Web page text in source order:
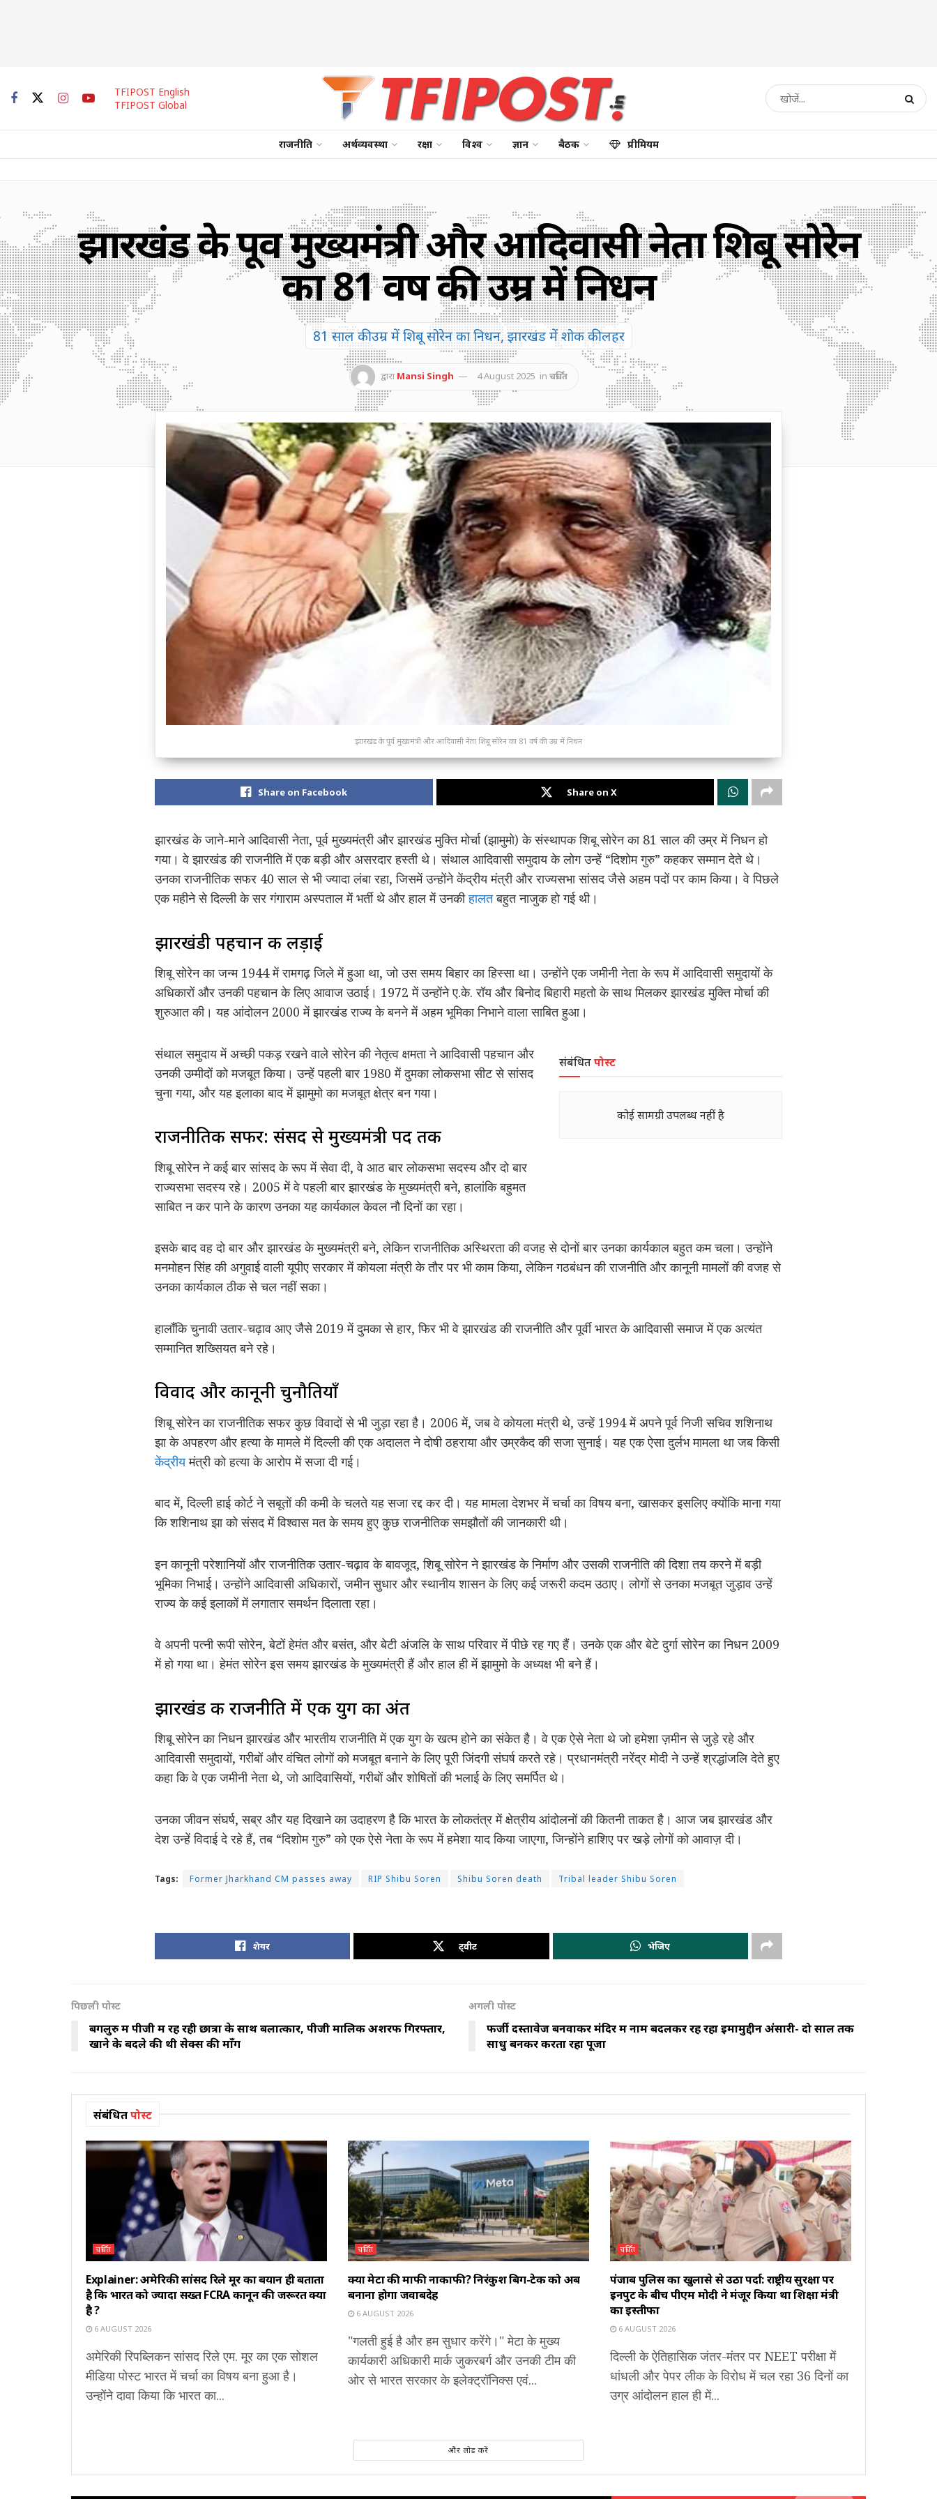
TFIPOST English
TFIPOST Global
राजनीति अर्थव्यवस्था रक्षा विश्व ज्ञान बैठक प्रीमियम
झारखंड के पूर्व मुख्यमंत्री और आदिवासी नेता शिबू सोरेन
का 81 वर्ष की उम्र में निधन
81 साल की उम्र में शिबू सोरेन का निधन, झारखंड में शोक की लहर
द्वारा Mansi Singh 4 August 2025 in चर्चित
झारखंड के पूर्व मुख्यमंत्री और आदिवासी नेता शिबू सोरेन का 81 वर्ष की उम्र में निधन
Share on Facebook Share on X
झारखंड के जाने-माने आदिवासी नेता, पूर्व मुख्यमंत्री और झारखंड मुक्ति मोर्चा (झामुमो) के संस्थापक शिबू सोरेन का 81 साल की उम्र में निधन हो
गया। वे झारखंड की राजनीति में एक बड़ी और असरदार हस्ती थे। संथाल आदिवासी समुदाय के लोग उन्हें “दिशोम गुरु” कहकर सम्मान देते थे।
उनका राजनीतिक सफर 40 साल से भी ज्यादा लंबा रहा, जिसमें उन्होंने केंद्रीय मंत्री और राज्यसभा सांसद जैसे अहम पदों पर काम किया। वे पिछले
एक महीने से दिल्ली के सर गंगाराम अस्पताल में भर्ती थे और हाल में उनकीहालतबहुत नाजुक हो गई थी।
झारखंडी पहचान की लड़ाई
शिबू सोरेन का जन्म 1944 में रामगढ़ जिले में हुआ था, जो उस समय बिहार का हिस्सा था। उन्होंने एक जमीनी नेता के रूप में आदिवासी समुदायों के
अधिकारों और उनकी पहचान के लिए आवाज उठाई। 1972 में उन्होंने ए.के. रॉय और बिनोद बिहारी महतो के साथ मिलकर झारखंड मुक्ति मोर्चा की
शुरुआत की। यह आंदोलन 2000 में झारखंड राज्य के बनने में अहम भूमिका निभाने वाला साबित हुआ।
संबंधितपोस्ट
कोई सामग्री उपलब्ध नहीं है
संथाल समुदाय में अच्छी पकड़ रखने वाले सोरेन की नेतृत्व क्षमता ने आदिवासी पहचान और
उनकी उम्मीदों को मजबूत किया। उन्हें पहली बार 1980 में दुमका लोकसभा सीट से सांसद
चुना गया, और यह इलाका बाद में झामुमो का मजबूत क्षेत्र बन गया।
राजनीतिक सफर: संसद से मुख्यमंत्री पद तक
शिबू सोरेन ने कई बार सांसद के रूप में सेवा दी, वे आठ बार लोकसभा सदस्य और दो बार
राज्यसभा सदस्य रहे। 2005 में वे पहली बार झारखंड के मुख्यमंत्री बने, हालांकि बहुमत
साबित न कर पाने के कारण उनका यह कार्यकाल केवल नौ दिनों का रहा।
इसके बाद वह दो बार और झारखंड के मुख्यमंत्री बने, लेकिन राजनीतिक अस्थिरता की वजह से दोनों बार उनका कार्यकाल बहुत कम चला। उन्होंने
मनमोहन सिंह की अगुवाई वाली यूपीए सरकार में कोयला मंत्री के तौर पर भी काम किया, लेकिन गठबंधन की राजनीति और कानूनी मामलों की वजह से
उनका कार्यकाल ठीक से चल नहीं सका।
हालाँकि चुनावी उतार-चढ़ाव आए जैसे 2019 में दुमका से हार, फिर भी वे झारखंड की राजनीति और पूर्वी भारत के आदिवासी समाज में एक अत्यंत
सम्मानित शख्सियत बने रहे।
विवाद और कानूनी चुनौतियाँ
शिबू सोरेन का राजनीतिक सफर कुछ विवादों से भी जुड़ा रहा है। 2006 में, जब वे कोयला मंत्री थे, उन्हें 1994 में अपने पूर्व निजी सचिव शशिनाथ
झा के अपहरण और हत्या के मामले में दिल्ली की एक अदालत ने दोषी ठहराया और उम्रकैद की सजा सुनाई। यह एक ऐसा दुर्लभ मामला था जब किसी
केंद्रीयमंत्री को हत्या के आरोप में सजा दी गई।
बाद में, दिल्ली हाई कोर्ट ने सबूतों की कमी के चलते यह सजा रद्द कर दी। यह मामला देशभर में चर्चा का विषय बना, खासकर इसलिए क्योंकि माना गया
कि शशिनाथ झा को संसद में विश्वास मत के समय हुए कुछ राजनीतिक समझौतों की जानकारी थी।
इन कानूनी परेशानियों और राजनीतिक उतार-चढ़ाव के बावजूद, शिबू सोरेन ने झारखंड के निर्माण और उसकी राजनीति की दिशा तय करने में बड़ी
भूमिका निभाई। उन्होंने आदिवासी अधिकारों, जमीन सुधार और स्थानीय शासन के लिए कई जरूरी कदम उठाए। लोगों से उनका मजबूत जुड़ाव उन्हें
राज्य के कई इलाकों में लगातार समर्थन दिलाता रहा।
वे अपनी पत्नी रूपी सोरेन, बेटों हेमंत और बसंत, और बेटी अंजलि के साथ परिवार में पीछे रह गए हैं। उनके एक और बेटे दुर्गा सोरेन का निधन 2009
में हो गया था। हेमंत सोरेन इस समय झारखंड के मुख्यमंत्री हैं और हाल ही में झामुमो के अध्यक्ष भी बने हैं।
झारखंड की राजनीति में एक युग का अंत
शिबू सोरेन का निधन झारखंड और भारतीय राजनीति में एक युग के खत्म होने का संकेत है। वे एक ऐसे नेता थे जो हमेशा ज़मीन से जुड़े रहे और
आदिवासी समुदायों, गरीबों और वंचित लोगों को मजबूत बनाने के लिए पूरी जिंदगी संघर्ष करते रहे। प्रधानमंत्री नरेंद्र मोदी ने उन्हें श्रद्धांजलि देते हुए
कहा कि वे एक जमीनी नेता थे, जो आदिवासियों, गरीबों और शोषितों की भलाई के लिए समर्पित थे।
उनका जीवन संघर्ष, सब्र और यह दिखाने का उदाहरण है कि भारत के लोकतंत्र में क्षेत्रीय आंदोलनों की कितनी ताकत है। आज जब झारखंड और
देश उन्हें विदाई दे रहे हैं, तब “दिशोम गुरु” को एक ऐसे नेता के रूप में हमेशा याद किया जाएगा, जिन्होंने हाशिए पर खड़े लोगों को आवाज़ दी।
Tags: Former Jharkhand CM passes away RIP Shibu Soren Shibu Soren death Tribal leader Shibu Soren
शेयर ट्वीट भेजिए
पिछली पोस्ट
बेंगलुरु में पीजी में रह रही छात्रा के साथ बलात्कार, पीजी मालिक अशरफ गिरफ्तार,
खाने के बदले की थी सेक्स की माँग
अगली पोस्ट
फर्जी दस्तावेज बनवाकर मंदिर में नाम बदलकर रह रहा इमामुद्दीन अंसारी- दो साल तक
साधु बनकर करता रहा पूजा
संबंधितपोस्ट
चर्चित
Explainer: अमेरिकी सांसद रिले मूर का बयान ही बताता
है कि भारत को ज्यादा सख्त FCRA कानून की जरूरत क्यों
है ?
6 AUGUST 2026
अमेरिकी रिपब्लिकन सांसद रिले एम. मूर का एक सोशल
मीडिया पोस्ट भारत में चर्चा का विषय बना हुआ है।
उन्होंने दावा किया कि भारत का...
चर्चित
क्या मेटा की माफी नाकाफी? निरंकुश बिग-टेक को अब
बनाना होगा जवाबदेह
6 AUGUST 2026
"गलती हुई है और हम सुधार करेंगे।" मेटा के मुख्य
कार्यकारी अधिकारी मार्क जुकरबर्ग और उनकी टीम की
ओर से भारत सरकार के इलेक्ट्रॉनिक्स एवं...
चर्चित
पंजाब पुलिस का खुलासे से उठा पर्दा: राष्ट्रीय सुरक्षा पर
इनपुट के बीच पीएम मोदी ने मंजूर किया था शिक्षा मंत्री
का इस्तीफा
6 AUGUST 2026
दिल्ली के ऐतिहासिक जंतर-मंतर पर NEET परीक्षा में
धांधली और पेपर लीक के विरोध में चल रहा 36 दिनों का
उग्र आंदोलन हाल ही में...
और लोड करें